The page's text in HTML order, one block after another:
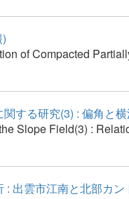
of Compacted
する研究(3) : 偏角と
Slope Field(3) :
: 出雲市江南と北部カ